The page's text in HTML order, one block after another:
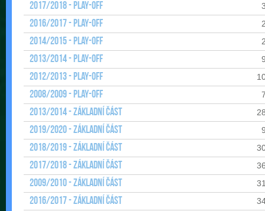
2017/2018 - Play-off
2016/2017 - Play-off
2014/2015 - Play-off
2013/2014 - Play-off
2012/2013 - Play-off
2008/2009 - Play-off
2013/2014 - Základní část
2019/2020 - Základní část
2018/2019 - Základní část
2017/2018 - Základní část
2009/2010 - Základní část
2016/2017 - Základní část